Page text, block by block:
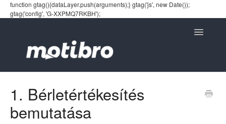
function gtag(){dataLayer.push(arguments);} gtag('js', new Date());
gtag('config', 'G-XXPMQ7RKBH');
Toggle
1. Bérletértékesítés
bemutatása